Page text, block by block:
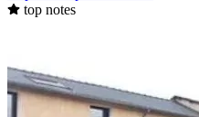
top notes